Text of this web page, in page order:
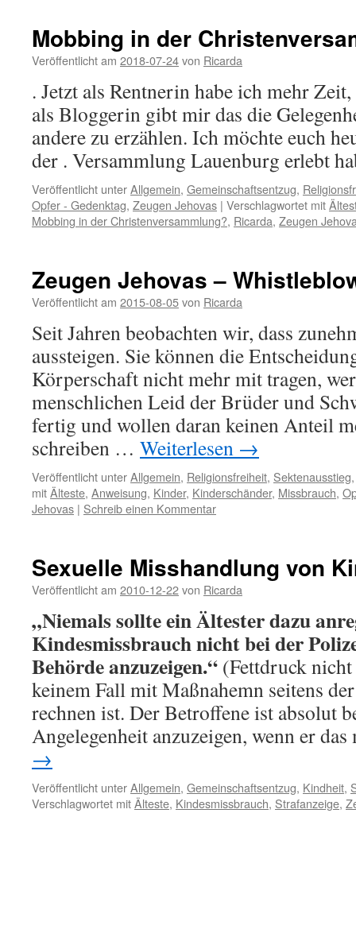
Mobbing in der
Veröffentlicht am 2018-07-24von Ricarda
. Jetzt als Rentnerin habe ich mehr
als Bloggerin gibt mir das die
andere zu erzählen. Ich möchte euch
der . Versammlung Lauenburg erlebt
Veröffentlicht unterAllgemein, Gemeinschaftsentzug,
Opfer - Gedenktag, Zeugen Jehovas | Verschlagwortet mit
Mobbing in der Christenversammlung?, Ricarda, Zeugen
Zeugen Jehovas –
Veröffentlicht am 2015-08-05von Ricarda
Seit Jahren beobachten wir, dass
aussteigen. Sie können die
Körperschaft nicht mehr mit tragen,
menschlichen Leid der Brüder und
fertig und wollen daran keinen Anteil
schreiben … Weiterlesen →
Veröffentlicht unterAllgemein, Religionsfreiheit, Sektenausstieg
mitÄlteste, Anweisung, Kinder, Kinderschänder, Missbrauch,
Jehovas | Schreib einen Kommentar
Sexuelle Misshandlung von
Veröffentlicht am 2010-12-22von Ricarda
„Niemals sollte ein Ältester dazu
Kindesmissbrauch nicht bei der
Behörde anzuzeigen.“ (Fettdruck
keinem Fall mit Maßnahemn seitens
rechnen ist. Der Betroffene ist absolut
Angelegenheit anzuzeigen, wenn er
→
Veröffentlicht unterAllgemein, Gemeinschaftsentzug, Kindheit,
Verschlagwortet mitÄlteste, Kindesmissbrauch, Strafanzeige,